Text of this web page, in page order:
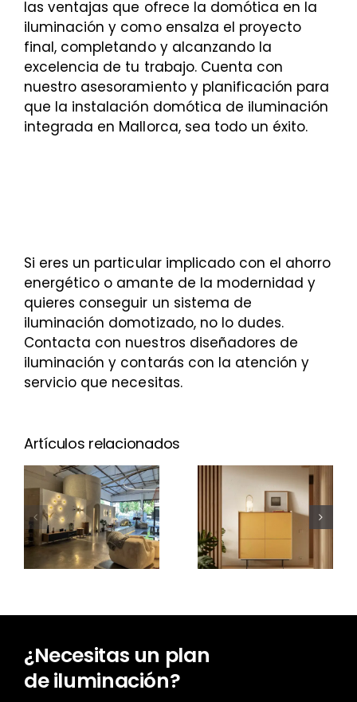
las ventajas que ofrece la domótica en la
iluminación y como ensalza el proyecto
final, completando y alcanzando la
excelencia de tu trabajo. Cuenta con
nuestro asesoramiento y planificación para
que la instalación domótica de iluminación
integrada en Mallorca, sea todo un éxito.
Si eres un particular implicado con el ahorro
energético o amante de la modernidad y
quieres conseguir un sistema de
iluminación domotizado, no lo dudes.
Contacta con nuestros diseñadores de
iluminación y contarás con la atención y
servicio que necesitas.
Artículos relacionados
¿Cuánto
cuesta un
proyecto
de
iluminación?
Nuevo Aura
Open
Frame
¿Necesitas un plan
de iluminación?